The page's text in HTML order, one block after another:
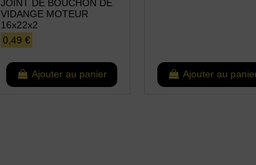
JOINT DE BOUCHON DE
VIDANGE MOTEUR
16x22x2
0,49 €
Ajouter au panier Ajouter au